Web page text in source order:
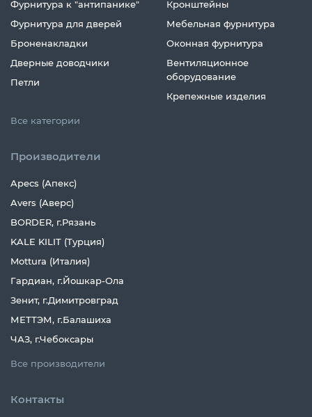
Фурнитура к "антипанике"
Фурнитура для дверей
Броненакладки
Дверные доводчики
Петли
Кронштейны
Мебельная фурнитура
Оконная фурнитура
Вентиляционное
оборудование
Крепежные изделия
Все категории
Производители
Apecs (Апекс)
Avers (Аверс)
BORDER, г.Рязань
KALE KILIT (Турция)
Mottura (Италия)
Гардиан, г.Йошкар-Ола
Зенит, г.Димитровград
МЕТТЭМ, г.Балашиха
ЧАЗ, г.Чебоксары
Все производители
Контакты